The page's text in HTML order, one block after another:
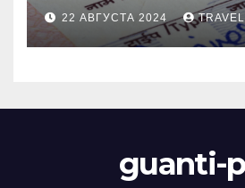
22 АВГУСТА 2024
guanti-